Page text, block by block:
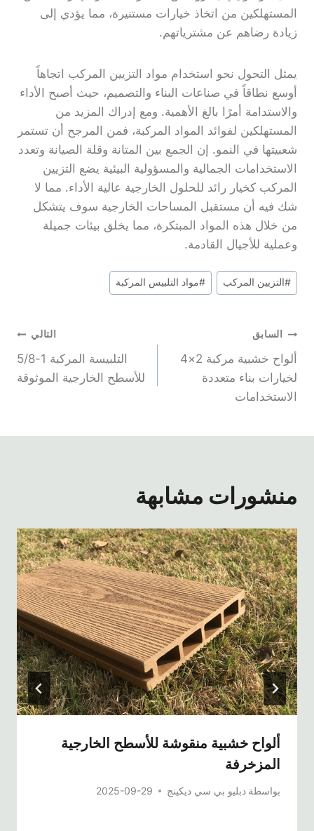
المستهلكين من اتخاذ خيارات مستنيرة، مما يؤدي إلى
زيادة رضاهم عن مشترياتهم.
يمثل التحول نحو استخدام مواد التزيين المركب اتجاهاً
أوسع نطاقاً في صناعات البناء والتصميم، حيث أصبح الأداء
والاستدامة أمرًا بالغ الأهمية. ومع إدراك المزيد من
المستهلكين لفوائد المواد المركبة، فمن المرجح أن تستمر
شعبيتها في النمو. إن الجمع بين المتانة وقلة الصيانة وتعدد
الاستخدامات الجمالية والمسؤولية البيئية يضع التزيين
المركب كخيار رائد للحلول الخارجية عالية الأداء. مما لا
شك فيه أن مستقبل المساحات الخارجية سوف يتشكل
من خلال هذه المواد المبتكرة، مما يخلق بيئات جميلة
وعملية للأجيال القادمة.
علامات
المشاركة:
#التزيين المركب #مواد التلبيس المركبة
تصفّح
المقالات
السابق
ألواح خشبية مركبة 2×4
لخيارات بناء متعددة
الاستخدامات
التالي
التلبيسة المركبة 1-5/8
للأسطح الخارجية الموثوقة
منشورات مشابهة
ألواح خشبية منقوشة للأسطح الخارجية
المزخرفة
بواسطة دبليو بي سي ديكينج 2025-09-29